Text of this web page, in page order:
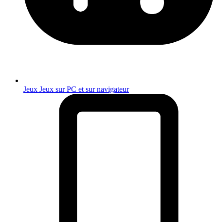
Jeux Jeux sur PC et sur navigateur